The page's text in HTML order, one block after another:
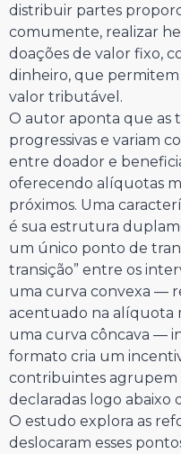
distribuir partes
comumente, realizar
doações de valor fixo,
dinheiro, que
valor tributável.
O autor aponta que as
progressivas e variam
entre doador e
oferecendo alíquotas
próximos. Uma
é sua estrutura
um único ponto de
transição” entre os
uma curva convexa —
acentuado na alíquota
uma curva côncava —
formato cria um
contribuintes agrupem
declaradas logo abaixo
O estudo explora as
deslocaram esses